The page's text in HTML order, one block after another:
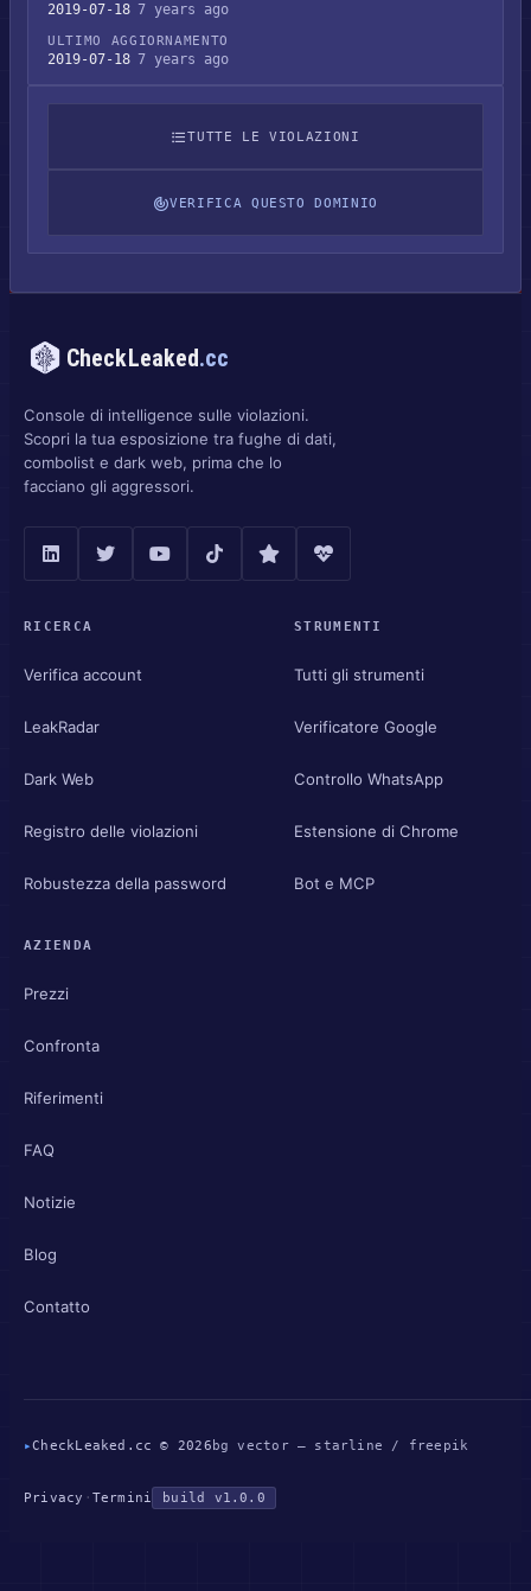
2019-07-18 7 years ago
ULTIMO AGGIORNAMENTO
2019-07-18 7 years ago
TUTTE LE VIOLAZIONI
VERIFICA QUESTO DOMINIO
CheckLeaked.cc
Console di intelligence sulle violazioni.
Scopri la tua esposizione tra fughe di dati,
combolist e dark web, prima che lo
facciano gli aggressori.
RICERCA
Verifica account
LeakRadar
Dark Web
Registro delle violazioni
Robustezza della password
STRUMENTI
Tutti gli strumenti
Verificatore Google
Controllo WhatsApp
Estensione di Chrome
Bot e MCP
AZIENDA
Prezzi
Confronta
Riferimenti
FAQ
Notizie
Blog
Contatto
▸CheckLeaked.cc © 2026 bg vector — starline / freepik
Privacy · Termini build v1.0.0